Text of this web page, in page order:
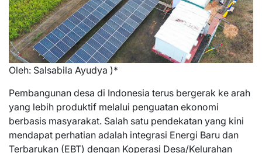
Oleh: Salsabila Ayudya )*
Pembangunan desa di Indonesia terus bergerak ke arah
yang lebih produktif melalui penguatan ekonomi
berbasis masyarakat. Salah satu pendekatan yang kini
mendapat perhatian adalah integrasi Energi Baru dan
Terbarukan (EBT) dengan Koperasi Desa/Kelurahan